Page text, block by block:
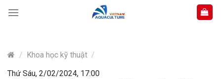
content
/ Khoa học kỹ thuật /
Thứ Sáu, 2/02/2024, 17:00